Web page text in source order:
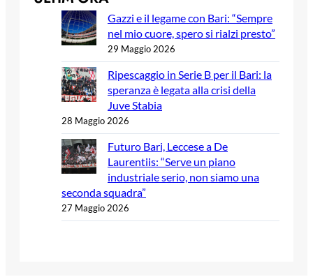
Gazzi e il legame con Bari: “Sempre
nel mio cuore, spero si rialzi presto”
29 Maggio 2026
Ripescaggio in Serie B per il Bari: la
speranza è legata alla crisi della
Juve Stabia
28 Maggio 2026
Futuro Bari, Leccese a De
Laurentiis: “Serve un piano
industriale serio, non siamo una
seconda squadra”
27 Maggio 2026